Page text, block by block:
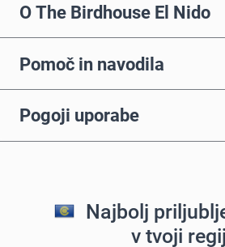
O The Birdhouse El Nido
Pomoč in navodila
Pogoji uporabe
Najbolj
v tvoji